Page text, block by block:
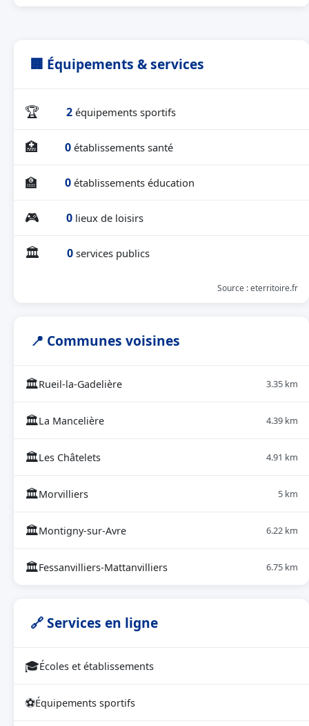
🏢 Équipements & services
🏆 2 équipements sportifs
🏥 0 établissements santé
🏫 0 établissements éducation
🎮 0 lieux de loisirs
🏛 0 services publics
Source : eterritoire.fr
📍 Communes voisines
🏛Rueil-la-Gadelière 3.35 km
🏛La Mancelière 4.39 km
🏛Les Châtelets 4.91 km
🏛Morvilliers 5 km
🏛Montigny-sur-Avre 6.22 km
🏛Fessanvilliers-Mattanvilliers 6.75 km
🔗 Services en ligne
🎓Écoles et établissements
⚽Équipements sportifs